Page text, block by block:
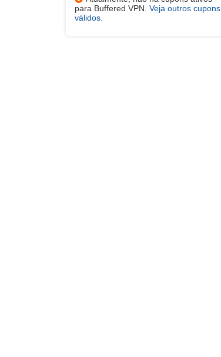
para Buffered VPN. Veja outros cupons
válidos